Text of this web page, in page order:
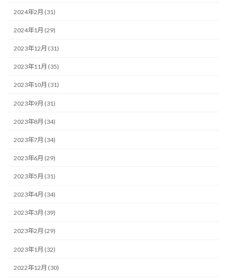
2024年2月 (31)
2024年1月 (29)
2023年12月 (31)
2023年11月 (35)
2023年10月 (31)
2023年9月 (31)
2023年8月 (34)
2023年7月 (34)
2023年6月 (29)
2023年5月 (31)
2023年4月 (34)
2023年3月 (39)
2023年2月 (29)
2023年1月 (32)
2022年12月 (30)